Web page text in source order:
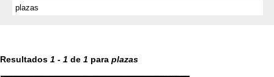
Resultados 1 - 1 de 1 para plazas